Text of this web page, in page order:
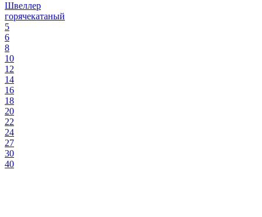
Швеллер
горячекатаный
5
6
8
10
12
14
16
18
20
22
24
27
30
40